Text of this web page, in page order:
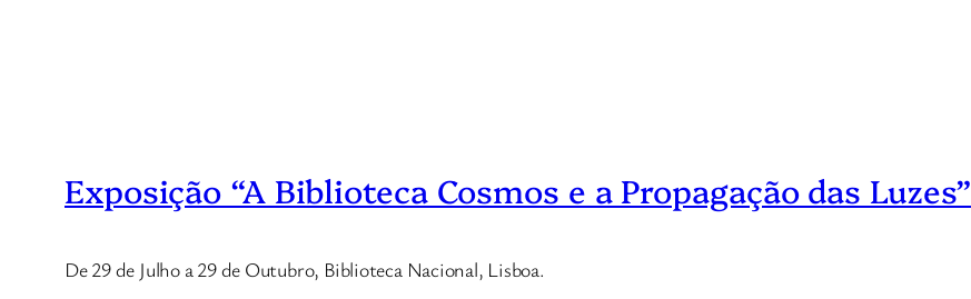
Exposição “A Biblioteca Cosmos e a Propagação das Luzes”
De 29 de Julho a 29 de Outubro, Biblioteca Nacional, Lisboa.